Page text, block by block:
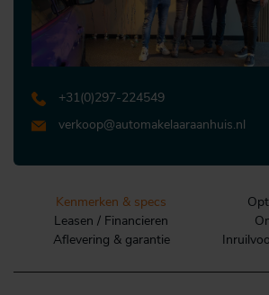
+31 (0)297-224549
verkoop@automakelaaraanhuis.nl
Kenmerken & specs
Leasen / Financieren
Aflevering & garantie